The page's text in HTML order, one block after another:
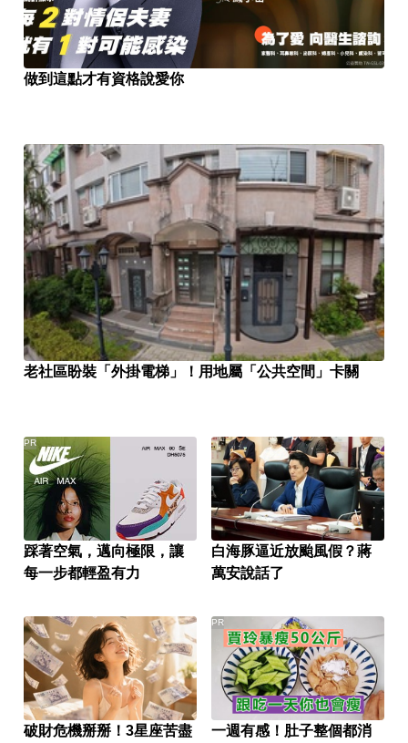
做到這點才有資格說愛你
老社區盼裝「外掛電梯」！用地屬「公共空間」卡關
踩著空氣，邁向極限，讓
每一步都輕盈有力
PR
白海豚逼近放颱風假？蔣
萬安說話了
破財危機掰掰！3星座苦盡
一週有感！肚子整個都消
PR